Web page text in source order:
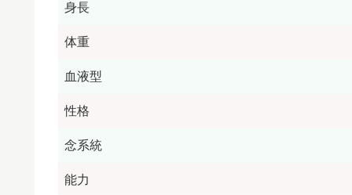
身長
体重
血液型
性格
念系統
能力